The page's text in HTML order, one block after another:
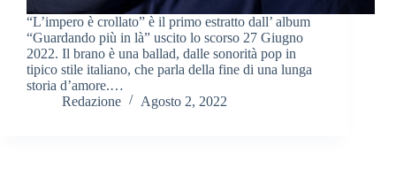
“L’impero è crollato” è il primo estratto dall’ album
“Guardando più in là” uscito lo scorso 27 Giugno
2022. Il brano è una ballad, dalle sonorità pop in
tipico stile italiano, che parla della fine di una lunga
storia d’amore.…
Redazione
Agosto 2, 2022